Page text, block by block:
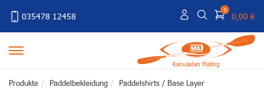
035478 12458
0
0,00 €
Kanuladen Mating
Produkte Paddelbekleidung Paddelshirts / Base Layer